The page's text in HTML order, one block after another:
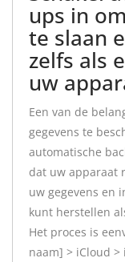
ups in
te slaan
zelfs als
uw
Een van de
gegevens te
automatische
dat uw apparaat
uw gegevens en
kunt herstellen
Het proces is
naam] > iCloud